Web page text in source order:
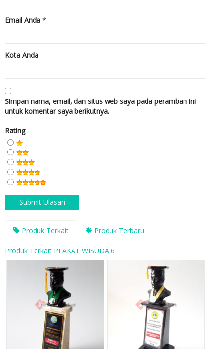
Email Anda *
Kota Anda
Simpan nama, email, dan situs web saya pada peramban ini
untuk komentar saya berikutnya.
Rating
Produk Terkait Produk Terbaru
Produk Terkait PLAKAT WISUDA 6